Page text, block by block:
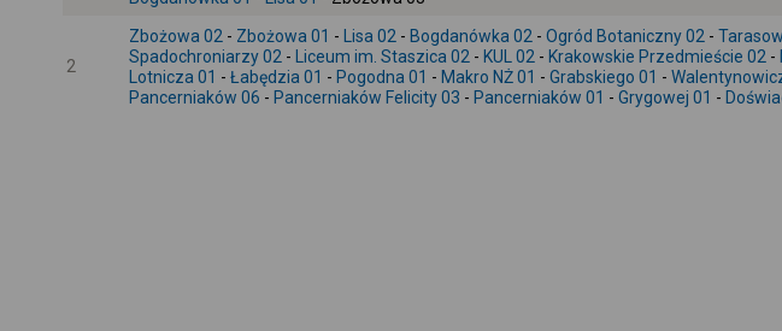
2
Zbożowa 02 - Zbożowa 01 - Lisa 02 - Bogdanówka 02 - Ogród Botaniczny 02 -
Spadochroniarzy 02 - Liceum im. Staszica 02 - KUL 02 - Krakowskie Przedmieście 02 -
Lotnicza 01 - Łabędzia 01 - Pogodna 01 - Makro NŻ 01 - Grabskiego 01 -
Pancerniaków 06 - Pancerniaków Felicity 03 - Pancerniaków 01 - Grygowej 01 -